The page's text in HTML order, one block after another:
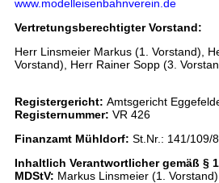
www.modelleisenbahnverein.de
Vertretungsberechtigter Vorstand:
Herr Linsmeier Markus (1. Vorstand),
Vorstand), Herr Rainer Sopp (3.
Registergericht: Amtsgericht
Registernummer: VR 426
Finanzamt Mühldorf: St.Nr.: 141/109/
Inhaltlich Verantwortlicher gemäß §
MDStV: Markus Linsmeier (1. Vorstand)